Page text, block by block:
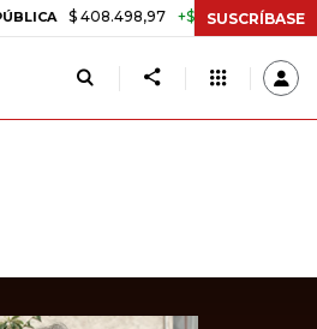
$ 408.498,97 +$ 8.753,81 +2,19%
SUSCRÍBASE